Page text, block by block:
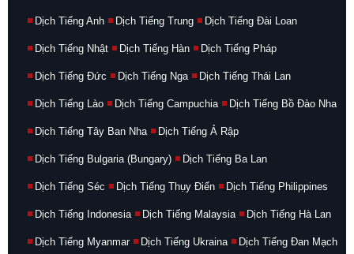
Dịch Tiếng Anh Dịch Tiếng Trung Dịch Tiếng Đài Loan
Dịch Tiếng Nhật Dịch Tiếng Hàn Dịch Tiếng Pháp
Dịch Tiếng Đức Dịch Tiếng Nga Dịch Tiếng Thái Lan
Dịch Tiếng Lào Dịch Tiếng Campuchia Dịch Tiếng Bồ Đào Nha
Dịch Tiếng Tây Ban Nha Dịch Tiếng Ả Rập
Dịch Tiếng Bulgaria (Bungary) Dịch Tiếng Ba Lan
Dịch Tiếng Séc Dịch Tiếng Thụy Điển Dịch Tiếng Philippines
Dịch Tiếng Indonesia Dịch Tiếng Malaysia Dịch Tiếng Hà Lan
Dịch Tiếng Myanmar Dịch Tiếng Ukraina Dịch Tiếng Đan Mạch